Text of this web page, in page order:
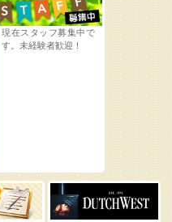
現在スタッフ募集中で
す。未経験者歓迎！